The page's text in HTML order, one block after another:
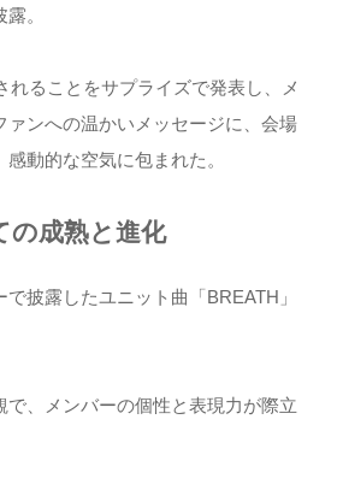
。
れることをサプライズで発表し、メ
ァンへの温かいメッセージに、会場
動的な空気に包まれた。
の成熟と進化
披露したユニット曲「BREATH」
で、メンバーの個性と表現力が際立